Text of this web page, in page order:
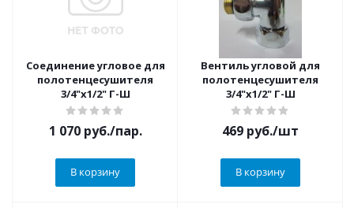
Соединение угловое для
полотенцесушителя
3/4"х1/2" Г-Ш
1 070руб./пар.
В корзину
Вентиль угловой для
полотенцесушителя
3/4"х1/2" Г-Ш
469 руб./шт
В корзину